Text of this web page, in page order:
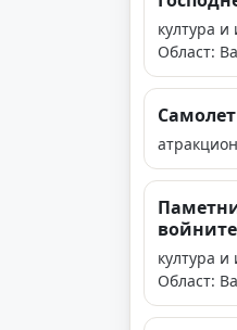
култура и
Област:
култура и
Област: